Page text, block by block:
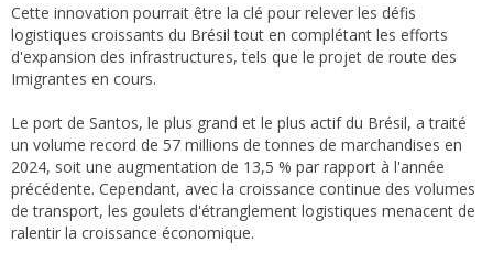
Cette innovation pourrait être la clé pour relever les défis
logistiques croissants du Brésil tout en complétant les efforts
d'expansion des infrastructures, tels que le projet de route des
Imigrantes en cours.
Le port de Santos, le plus grand et le plus actif du Brésil, a traité
un volume record de 57 millions de tonnes de marchandises en
2024, soit une augmentation de 13,5 % par rapport à l'année
précédente. Cependant, avec la croissance continue des volumes
de transport, les goulets d'étranglement logistiques menacent de
ralentir la croissance économique.